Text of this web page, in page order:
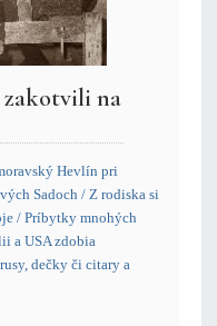
na
Hevlín pri
Sadoch / Z rodiska si
/ Príbytky mnohých
a USA zdobia
dečky či citary a